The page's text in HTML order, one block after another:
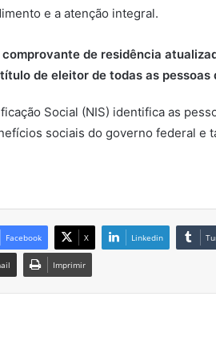
e a atenção integral.
comprovante de residência
de eleitor de todas as pessoas
Social (NIS) identifica as
sociais do governo federal e
Facebook X Linkedin
Imprimir